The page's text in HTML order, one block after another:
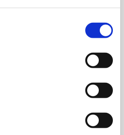
vi vill ska finnas kvar i
Och vi förstår varför!
som kroppen kan ta upp
hög grad.